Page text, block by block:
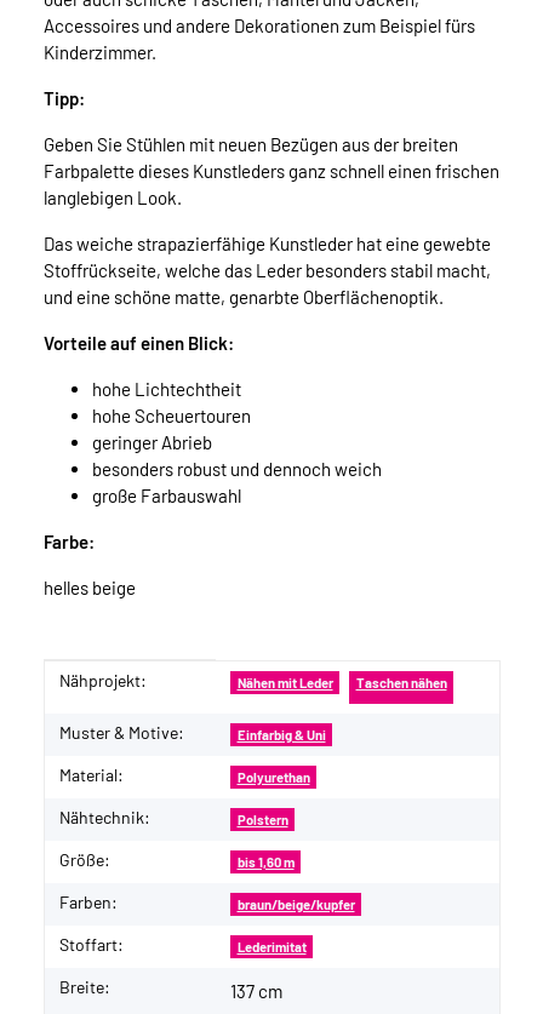
Accessoires und andere Dekorationen zum Beispiel fürs
Kinderzimmer.
Tipp:
Geben Sie Stühlen mit neuen Bezügen aus der breiten
Farbpalette dieses Kunstleders ganz schnell einen frischen
langlebigen Look.
Das weiche strapazierfähige Kunstleder hat eine gewebte
Stoffrückseite, welche das Leder besonders stabil macht,
und eine schöne matte, genarbte Oberflächenoptik.
Vorteile auf einen Blick:
hohe Lichtechtheit
hohe Scheuertouren
geringer Abrieb
besonders robust und dennoch weich
große Farbauswahl
Farbe:
helles beige
Produkteigenschaft
Wert
Nähprojekt: Nähen mit Leder Taschen nähen
Muster & Motive: Einfarbig & Uni
Material: Polyurethan
Nähtechnik: Polstern
Größe: bis 1,60 m
Farben: braun/beige/kupfer
Stoffart: Lederimitat
Breite: 137 cm